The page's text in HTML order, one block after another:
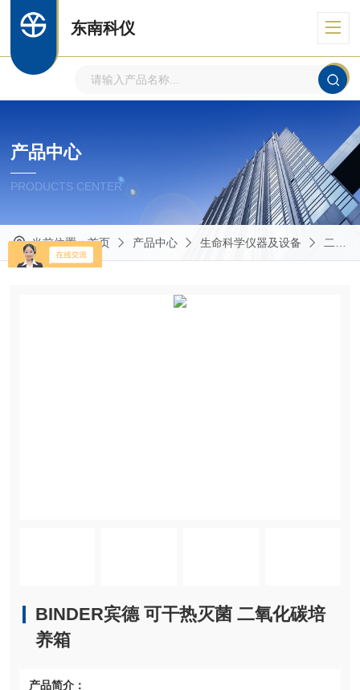
东南科仪
产品中心
PRODUCTS CENTER
当前位置：首页 产品中心 生命科学仪器及设备 二氧化碳培养箱
BINDER宾德 可干热灭菌 二氧化碳培
养箱
产品简介：